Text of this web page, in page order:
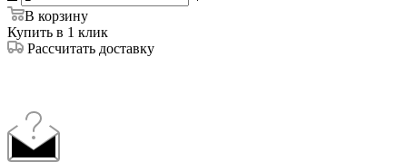
В корзину
Купить в 1 клик
Рассчитать доставку